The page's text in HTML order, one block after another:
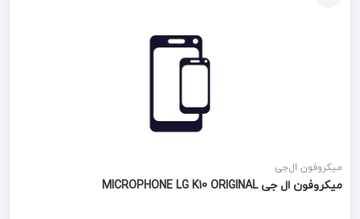
میکروفون ال‌جی
میکروفون ال جی MICROPHONE LG K10 ORIGINAL